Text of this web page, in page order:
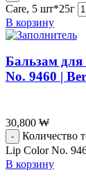
Care, 5 шт*25г
В корзину
Бальзам для
No. 9460 |
30,800 ₩
Количество
Lip Color No.
В корзину